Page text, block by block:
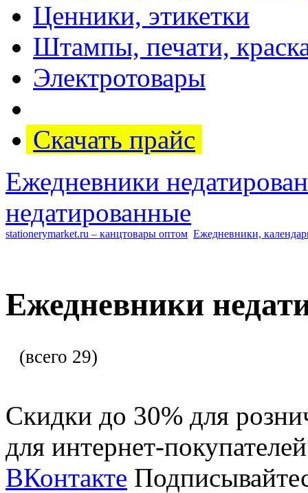
Ценники, этикетки
Штампы, печати,
Электротовары
Скачать прайс
Ежедневники
недатированные
stationerymarket.ru – канцтовары оптом Ежедневники,
Ежедневники
(всего 29)
Скидки до 30% для
для интернет-
ВКонтакте